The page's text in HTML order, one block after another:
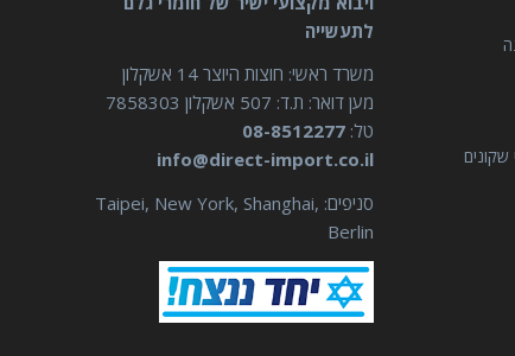
לתעשייה
משרד ראשי: חוצות היוצר 14 אשקלון
מען דואר: ת.ד: 507 אשקלון 7858303
טל: 08-8512277
info@direct-import.co.il
סניפים: Taipei, New York, Shanghai,
Berlin